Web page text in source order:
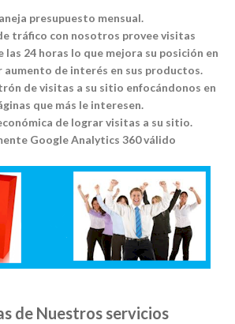
presupuesto mensual.
tráfico con nosotros provee visitas
24 horas lo que mejora su posición en
aumento de interés en sus productos.
de visitas a su sitio enfocándonos en
que más le interesen.
de lograr visitas a su sitio.
Google Analytics 360 válido
de Nuestros servicios